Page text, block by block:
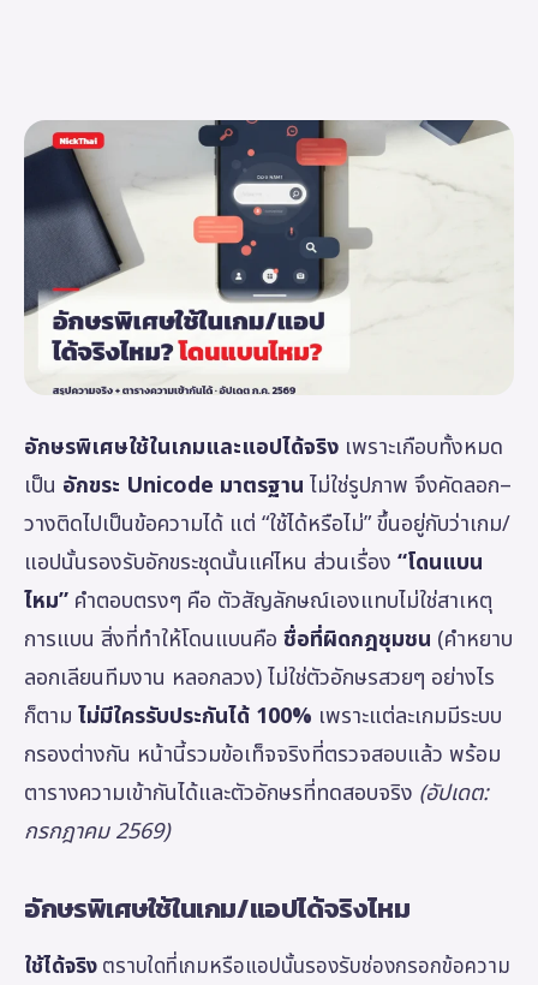
อักษรพิเศษใช้ในเกมและแอปได้จริง เพราะเกือบทั้งหมด
เป็น อักขระ Unicode มาตรฐาน ไม่ใช่รูปภาพ จึงคัดลอก–
วางติดไปเป็นข้อความได้ แต่ “ใช้ได้หรือไม่” ขึ้นอยู่กับว่าเกม/
แอปนั้นรองรับอักขระชุดนั้นแค่ไหน ส่วนเรื่อง “โดนแบน
ไหม” คำตอบตรงๆ คือ ตัวสัญลักษณ์เองแทบไม่ใช่สาเหตุ
การแบน สิ่งที่ทำให้โดนแบนคือ ชื่อที่ผิดกฎชุมชน (คำหยาบ
ลอกเลียนทีมงาน หลอกลวง) ไม่ใช่ตัวอักษรสวยๆ อย่างไร
ก็ตาม ไม่มีใครรับประกันได้ 100% เพราะแต่ละเกมมีระบบ
กรองต่างกัน หน้านี้รวมข้อเท็จจริงที่ตรวจสอบแล้ว พร้อม
ตารางความเข้ากันได้และตัวอักษรที่ทดสอบจริง (อัปเดต:
กรกฎาคม 2569)
อักษรพิเศษใช้ในเกม/แอปได้จริงไหม
ใช้ได้จริงตราบใดที่เกมหรือแอปนั้นรองรับช่องกรอกข้อความ